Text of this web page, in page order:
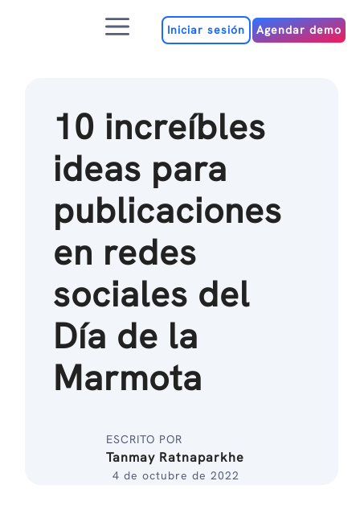
MenúIniciar sesión Agendar demo
10 increíbles
ideas para
publicaciones
en redes
sociales del
Día de la
Marmota
ESCRITO POR
Tanmay Ratnaparkhe
4 de octubre de 2022